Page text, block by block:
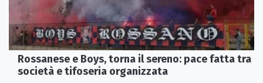
Rossanese e Boys, torna il sereno: pace fatta tra
società e tifoseria organizzata